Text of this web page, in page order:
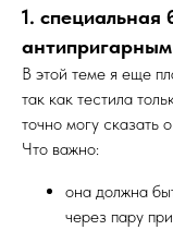
1. специальная
В этой теме я еще
так как тестила
точно могу сказать
Что важно:
она должна
через пару